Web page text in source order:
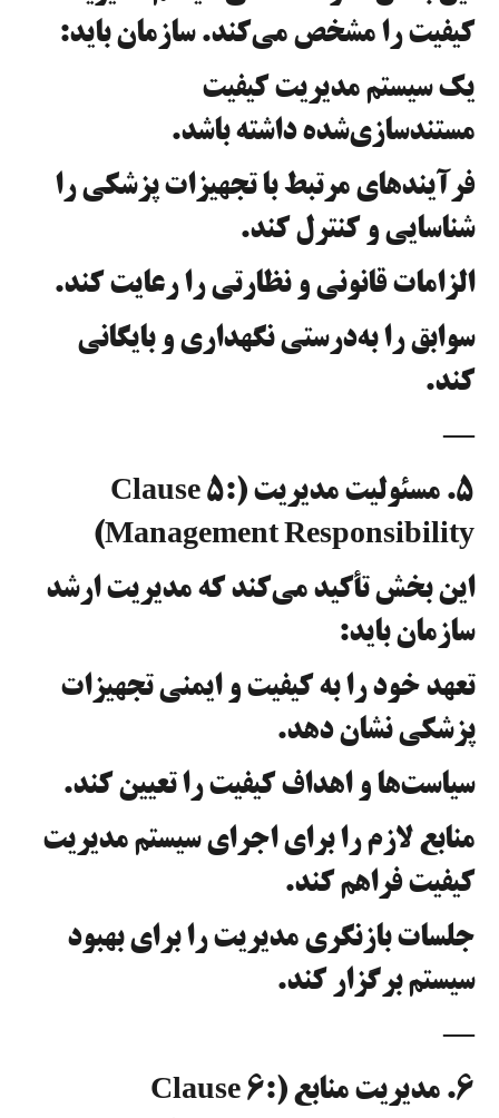
کیفیت را مشخص می‌کند. سازمان باید:
یک سیستم مدیریت کیفیت
مستندسازی‌شده داشته باشد.
فرآیندهای مرتبط با تجهیزات پزشکی را
شناسایی و کنترل کند.
الزامات قانونی و نظارتی را رعایت کند.
سوابق را به‌درستی نگهداری و بایگانی
کند.
—
۵. مسئولیت مدیریت (Clause 5:
Management Responsibility)
این بخش تأکید می‌کند که مدیریت ارشد
سازمان باید:
تعهد خود را به کیفیت و ایمنی تجهیزات
پزشکی نشان دهد.
سیاست‌ها و اهداف کیفیت را تعیین کند.
منابع لازم را برای اجرای سیستم مدیریت
کیفیت فراهم کند.
جلسات بازنگری مدیریت را برای بهبود
سیستم برگزار کند.
—
۶. مدیریت منابع (Clause 6: